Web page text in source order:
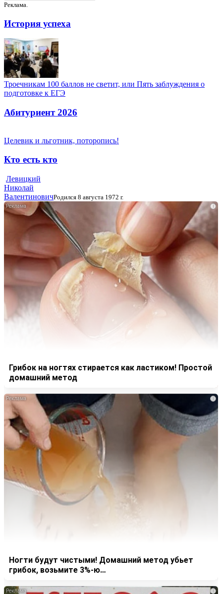
Реклама.
История успеха
Троечникам 100 баллов не светит, или Пять заблуждения о
подготовке к ЕГЭ
Абитуриент 2026
Целевик и льготник, поторопись!
Кто есть кто
Левицкий
Николай
ВалентиновичРодился 8 августа 1972 г.
i
Грибок на ногтях стирается как ластиком! Простой
домашний метод
i
Ногти будут чистыми! Домашний метод убьет
грибок, возьмите 3%-ю…
i